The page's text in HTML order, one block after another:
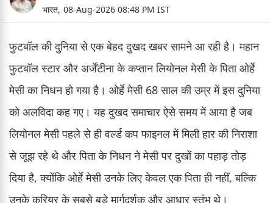
भारत, 08-Aug-2026 08:48 PM IST
फुटबॉल की दुनिया से एक बेहद दुखद खबर सामने आ रही है। महान
फुटबॉल स्टार और अर्जेंटीना के कप्तान लियोनल मेसी के पिता ओर्हे
मेसी का निधन हो गया है। ओर्हे मेसी 68 साल की उम्र में इस दुनिया
को अलविदा कह गए। यह दुखद समाचार ऐसे समय में आया है जब
लियोनल मेसी पहले से ही वर्ल्ड कप फाइनल में मिली हार की निराशा
से जूझ रहे थे और पिता के निधन ने मेसी पर दुखों का पहाड़ तोड़
दिया है, क्योंकि ओर्हे मेसी उनके लिए केवल एक पिता ही नहीं, बल्कि
उनके करियर के सबसे बड़े मार्गदर्शक और आधार स्तंभ थे।